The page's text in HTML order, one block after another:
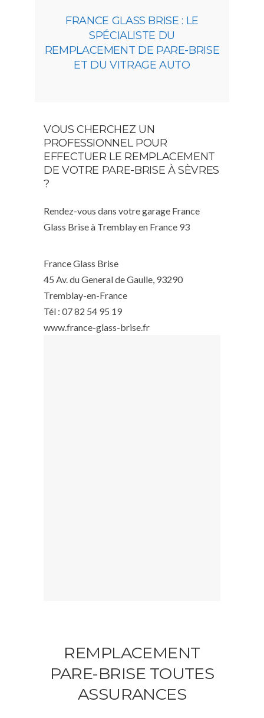
FRANCE GLASS BRISE : LE
SPÉCIALISTE DU
REMPLACEMENT DE PARE-BRISE
ET DU VITRAGE AUTO
VOUS CHERCHEZ UN
PROFESSIONNEL POUR
EFFECTUER LE REMPLACEMENT
DE VOTRE PARE-BRISE À SÈVRES
?
Rendez-vous dans votre garage France
Glass Brise à Tremblay en France 93
France Glass Brise
45 Av. du General de Gaulle, 93290
Tremblay-en-France
Tél : 07 82 54 95 19
www.france-glass-brise.fr
REMPLACEMENT
PARE-BRISE TOUTES
ASSURANCES